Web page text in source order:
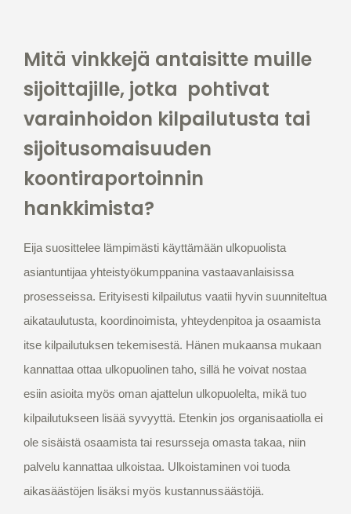
Mitä vinkkejä antaisitte muille
sijoittajille, jotka pohtivat
varainhoidon kilpailutusta tai
sijoitusomaisuuden
koontiraportoinnin
hankkimista?
Eija suosittelee lämpimästi käyttämään ulkopuolista
asiantuntijaa yhteistyökumppanina vastaavanlaisissa
prosesseissa. Erityisesti kilpailutus vaatii hyvin suunniteltua
aikataulutusta, koordinoimista, yhteydenpitoa ja osaamista
itse kilpailutuksen tekemisestä. Hänen mukaansa mukaan
kannattaa ottaa ulkopuolinen taho, sillä he voivat nostaa
esiin asioita myös oman ajattelun ulkopuolelta, mikä tuo
kilpailutukseen lisää syvyyttä. Etenkin jos organisaatiolla ei
ole sisäistä osaamista tai resursseja omasta takaa, niin
palvelu kannattaa ulkoistaa. Ulkoistaminen voi tuoda
aikasäästöjen lisäksi myös kustannussäästöjä.